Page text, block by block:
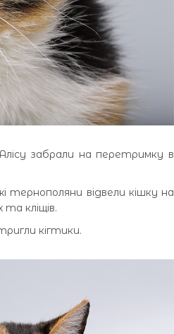
забрали на перетримку в
відвели кішку на
та кліщів.
кігтики.